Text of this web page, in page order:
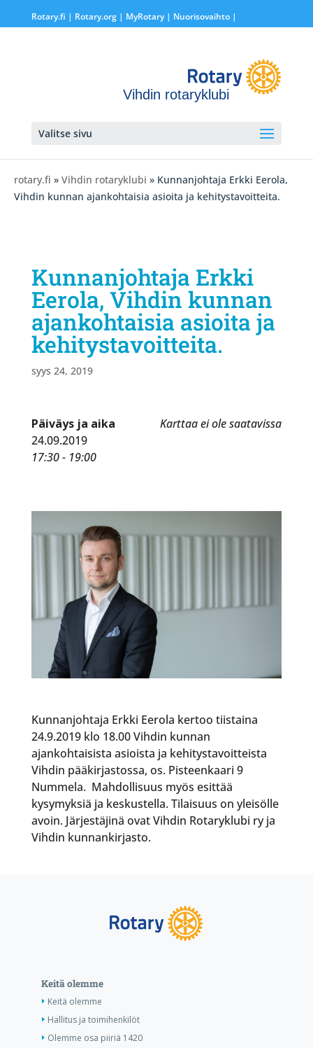
Rotary.fi | Rotary.org| MyRotary | Nuorisovaihto|
Vihdin rotaryklubi
Valitse sivu
rotary.fi » Vihdin rotaryklubi » Kunnanjohtaja Erkki Eerola,
Vihdin kunnan ajankohtaisia asioita ja kehitystavoitteita.
Kunnanjohtaja Erkki
Eerola, Vihdin kunnan
ajankohtaisia asioita ja
kehitystavoitteita.
syys 24, 2019
Karttaa ei ole saatavissa
Päiväys ja aika
24.09.2019
17:30 - 19:00
Kunnanjohtaja Erkki Eerola kertoo tiistaina
24.9.2019 klo 18.00 Vihdin kunnan
ajankohtaisista asioista ja kehitystavoitteista
Vihdin pääkirjastossa, os. Pisteenkaari 9
Nummela. Mahdollisuus myös esittää
kysymyksiä ja keskustella. Tilaisuus on yleisölle
avoin. Järjestäjinä ovat Vihdin Rotaryklubi ry ja
Vihdin kunnankirjasto.
Keitä olemme
Keitä olemme
Hallitus ja toimihenkilöt
Olemme osa piiriä 1420